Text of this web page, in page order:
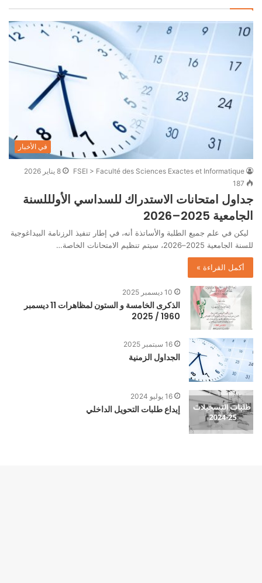
في الأخبار
FSEI > Faculté des Sciences Exactes et Informatique
8 يناير 2026
187
جداول امتحانات الاستدراك للسداسي الأولللسنة
الجامعية 2025–2026
ليكن في علم جميع الطلبة والأساتذة أنه، في إطار تنفيذ الرزنامة البيداغوجية
للسنة الجامعية 2025–2026، سيتم تنظيم الامتحانات الخاصة…
أكمل القراءة »
10 ديسمبر 2025
الذكرى الخامسة و الستون لمظاهرات 11 ديسمبر
1960 / 2025
16 سبتمبر 2025
الجداول الزمنية
16 يوليو 2024
إيداع طلبات التحويل الداخلي